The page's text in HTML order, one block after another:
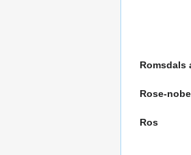
Romsdals
Rose-
Ros